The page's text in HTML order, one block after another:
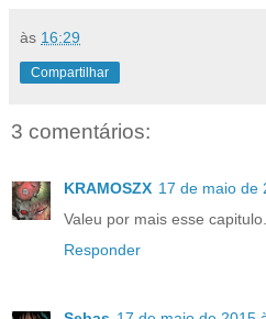
às 16:29
Compartilhar
3 comentários:
KRAMOSZX 17 de maio de
Valeu por mais esse capitulo.
Responder